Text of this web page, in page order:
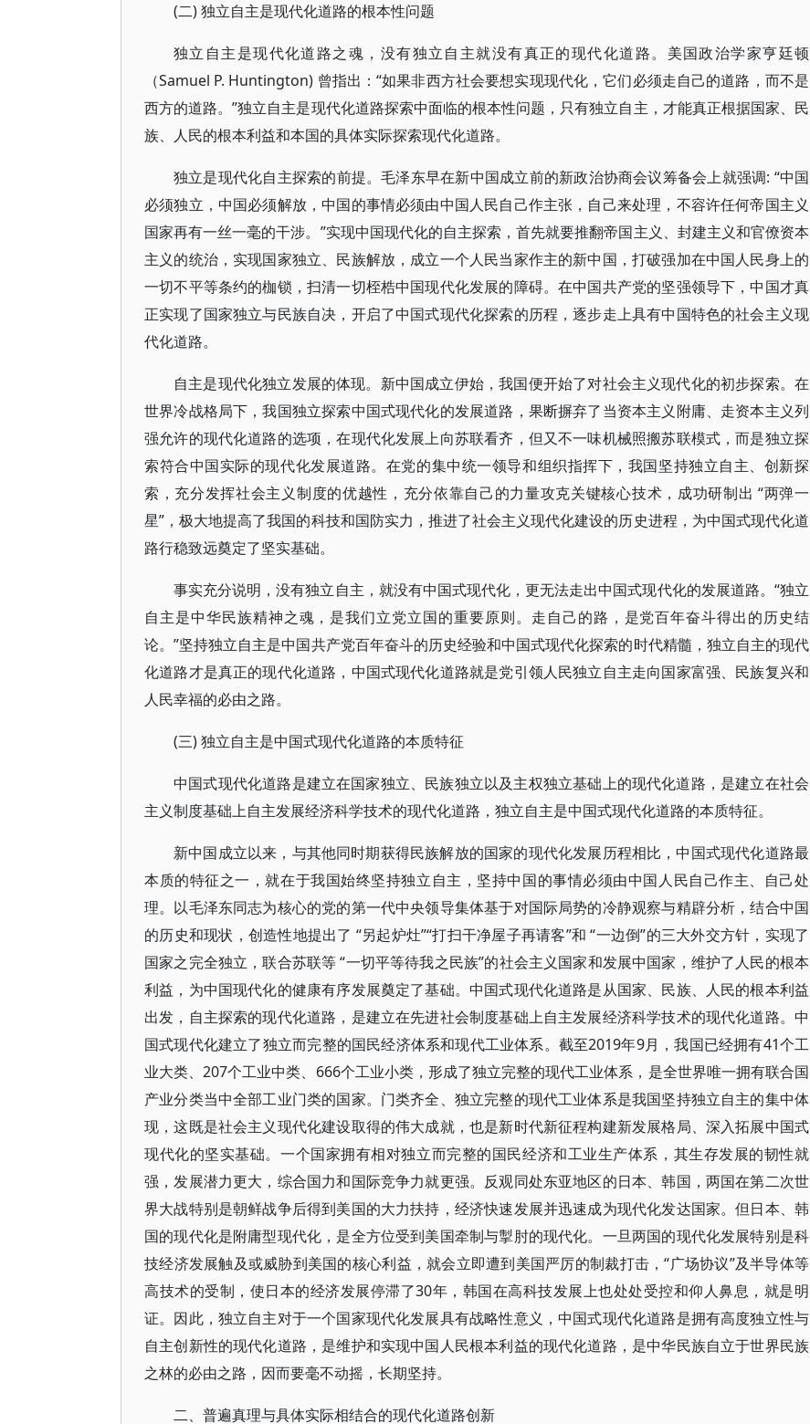
(二) 独立自主是现代化道路的根本性问题
独立自主是现代化道路之魂，没有独立自主就没有真正的现代化道路。美国政治学家亨廷顿
（Samuel P. Huntington) 曾指出：“如果非西方社会要想实现现代化，它们必须走自己的道路，而不是
西方的道路。”独立自主是现代化道路探索中面临的根本性问题，只有独立自主，才能真正根据国家、民
族、人民的根本利益和本国的具体实际探索现代化道路。
独立是现代化自主探索的前提。毛泽东早在新中国成立前的新政治协商会议筹备会上就强调: “中国
必须独立，中国必须解放，中国的事情必须由中国人民自己作主张，自己来处理，不容许任何帝国主义
国家再有一丝一毫的干涉。”实现中国现代化的自主探索，首先就要推翻帝国主义、封建主义和官僚资本
主义的统治，实现国家独立、民族解放，成立一个人民当家作主的新中国，打破强加在中国人民身上的
一切不平等条约的枷锁，扫清一切桎梏中国现代化发展的障碍。在中国共产党的坚强领导下，中国才真
正实现了国家独立与民族自决，开启了中国式现代化探索的历程，逐步走上具有中国特色的社会主义现
代化道路。
自主是现代化独立发展的体现。新中国成立伊始，我国便开始了对社会主义现代化的初步探索。在
世界冷战格局下，我国独立探索中国式现代化的发展道路，果断摒弃了当资本主义附庸、走资本主义列
强允许的现代化道路的选项，在现代化发展上向苏联看齐，但又不一味机械照搬苏联模式，而是独立探
索符合中国实际的现代化发展道路。在党的集中统一领导和组织指挥下，我国坚持独立自主、创新探
索，充分发挥社会主义制度的优越性，充分依靠自己的力量攻克关键核心技术，成功研制出 “两弹一
星”，极大地提高了我国的科技和国防实力，推进了社会主义现代化建设的历史进程，为中国式现代化道
路行稳致远奠定了坚实基础。
事实充分说明，没有独立自主，就没有中国式现代化，更无法走出中国式现代化的发展道路。“独立
自主是中华民族精神之魂，是我们立党立国的重要原则。走自己的路，是党百年奋斗得出的历史结
论。”坚持独立自主是中国共产党百年奋斗的历史经验和中国式现代化探索的时代精髓，独立自主的现代
化道路才是真正的现代化道路，中国式现代化道路就是党引领人民独立自主走向国家富强、民族复兴和
人民幸福的必由之路。
(三) 独立自主是中国式现代化道路的本质特征
中国式现代化道路是建立在国家独立、民族独立以及主权独立基础上的现代化道路，是建立在社会
主义制度基础上自主发展经济科学技术的现代化道路，独立自主是中国式现代化道路的本质特征。
新中国成立以来，与其他同时期获得民族解放的国家的现代化发展历程相比，中国式现代化道路最
本质的特征之一，就在于我国始终坚持独立自主，坚持中国的事情必须由中国人民自己作主、自己处
理。以毛泽东同志为核心的党的第一代中央领导集体基于对国际局势的冷静观察与精辟分析，结合中国
的历史和现状，创造性地提出了 “另起炉灶”“打扫干净屋子再请客”和 “一边倒”的三大外交方针，实现了
国家之完全独立，联合苏联等 “一切平等待我之民族”的社会主义国家和发展中国家，维护了人民的根本
利益，为中国现代化的健康有序发展奠定了基础。中国式现代化道路是从国家、民族、人民的根本利益
出发，自主探索的现代化道路，是建立在先进社会制度基础上自主发展经济科学技术的现代化道路。中
国式现代化建立了独立而完整的国民经济体系和现代工业体系。截至2019年9月，我国已经拥有41个工
业大类、207个工业中类、666个工业小类，形成了独立完整的现代工业体系，是全世界唯一拥有联合国
产业分类当中全部工业门类的国家。门类齐全、独立完整的现代工业体系是我国坚持独立自主的集中体
现，这既是社会主义现代化建设取得的伟大成就，也是新时代新征程构建新发展格局、深入拓展中国式
现代化的坚实基础。一个国家拥有相对独立而完整的国民经济和工业生产体系，其生存发展的韧性就
强，发展潜力更大，综合国力和国际竞争力就更强。反观同处东亚地区的日本、韩国，两国在第二次世
界大战特别是朝鲜战争后得到美国的大力扶持，经济快速发展并迅速成为现代化发达国家。但日本、韩
国的现代化是附庸型现代化，是全方位受到美国牵制与掣肘的现代化。一旦两国的现代化发展特别是科
技经济发展触及或威胁到美国的核心利益，就会立即遭到美国严厉的制裁打击，“广场协议”及半导体等
高技术的受制，使日本的经济发展停滞了30年，韩国在高科技发展上也处处受控和仰人鼻息，就是明
证。因此，独立自主对于一个国家现代化发展具有战略性意义，中国式现代化道路是拥有高度独立性与
自主创新性的现代化道路，是维护和实现中国人民根本利益的现代化道路，是中华民族自立于世界民族
之林的必由之路，因而要毫不动摇，长期坚持。
二、普遍真理与具体实际相结合的现代化道路创新